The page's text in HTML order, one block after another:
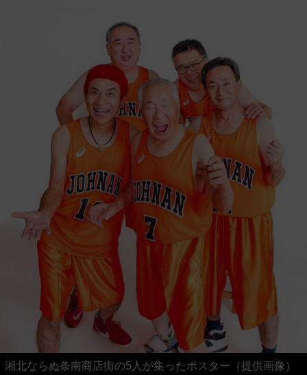
湘北ならぬ条南商店街の5人が集ったポスター（提供画像）